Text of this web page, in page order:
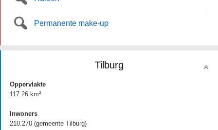
Permanente make-up
Tilburg
Oppervlakte
117.26 km²
Inwoners
210.270 (gemeente Tilburg)